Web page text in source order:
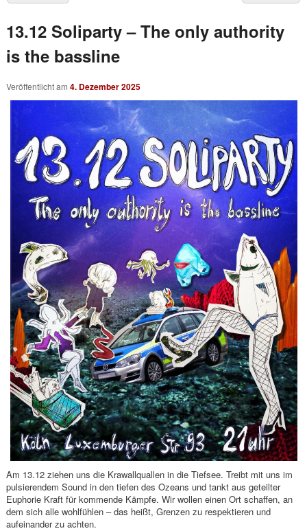
13.12 Soliparty – The only authority
is the bassline
Veröffentlicht am 4. Dezember 2025
Am 13.12 ziehen uns die Krawallquallen in die Tiefsee. Treibt mit uns im
pulsierendem Sound in den tiefen des Ozeans und tankt aus geteilter
Euphorie Kraft für kommende Kämpfe. Wir wollen einen Ort schaffen, an
dem sich alle wohlfühlen – das heißt, Grenzen zu respektieren und
aufeinander zu achten.